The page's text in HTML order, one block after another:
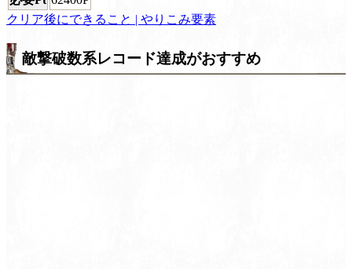
クリア後にできること | やりこみ要素
敵撃破数系レコード達成がおすすめ